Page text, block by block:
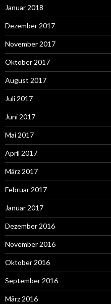
Januar 2018
Dezember 2017
November 2017
Oktober 2017
August 2017
Juli 2017
Juni 2017
Mai 2017
April 2017
März 2017
Februar 2017
Januar 2017
Dezember 2016
November 2016
Oktober 2016
September 2016
März 2016